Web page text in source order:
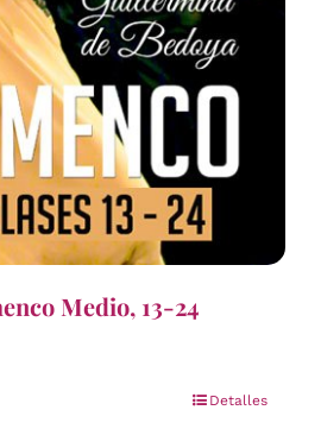
Medio, 13-24
Detalles